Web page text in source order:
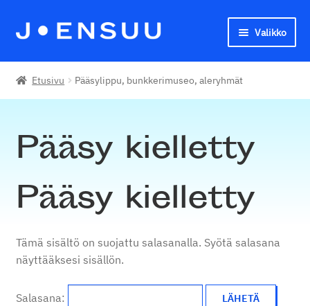
Siirry
Siirry
Valikko
Joensuun seudun kansalaisopisto
Etusivu Pääsylippu, bunkkerimuseo, aleryhmät
Pääsy kielletty
Pääsy kielletty
Tämä sisältö on suojattu salasanalla. Syötä salasana
näyttääksesi sisällön.
Salasana: